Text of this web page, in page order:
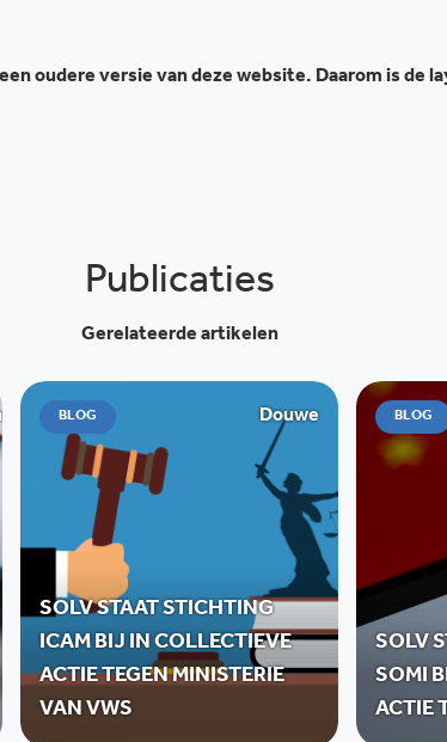
oudere versie van deze website. Daarom is de
Publicaties
Gerelateerde artikelen
de Graaff
BLOG Douwe
SOLV STAAT STICHTING
ICAM BIJ IN COLLECTIEVE
ACTIE TEGEN MINISTERIE
VAN VWS
BLOG
SOLV
SOMI
ACTIE